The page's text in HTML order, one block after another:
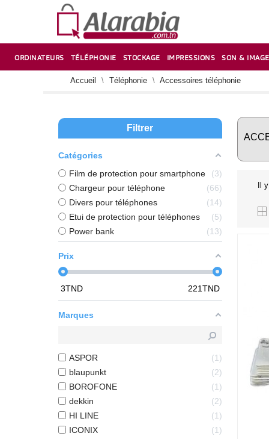
ORDINATEURS TÉLÉPHONIE STOCKAGE IMPRESSIONS SON & IMAGE
Accueil Téléphonie Accessoires téléphonie
Filtrer
Catégories
Film de protection pour smartphone
3
Chargeur pour téléphone
66
Divers pour téléphones
14
Etui de protection pour téléphones
5
Power bank
13
Prix
3TND 221TND
Marques
ASPOR
1
blaupunkt
2
BOROFONE
1
dekkin
2
HI LINE
1
ICONIX
1
Il